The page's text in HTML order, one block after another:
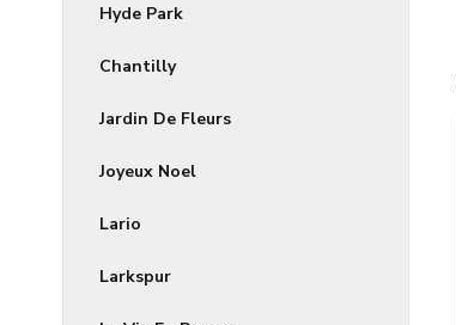
Hyde Park
Chantilly
Jardin De Fleurs
Joyeux Noel
Lario
Larkspur